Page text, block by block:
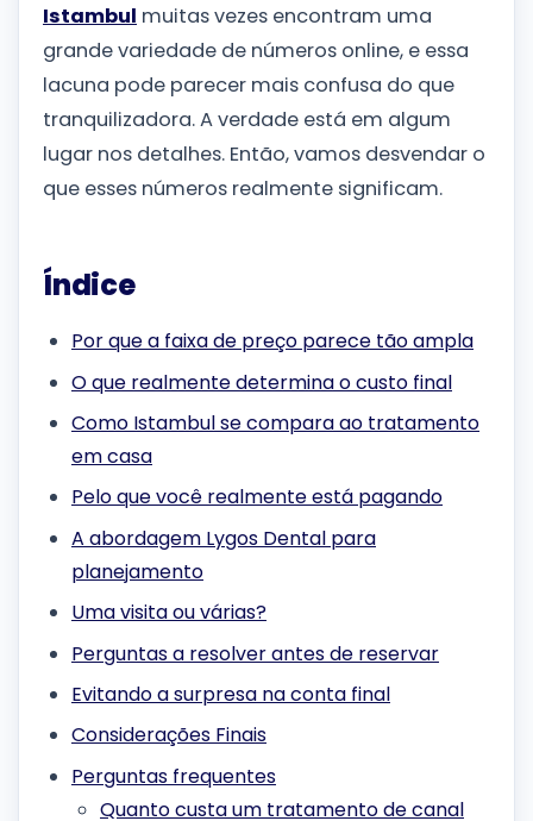
Istambul muitas vezes encontram uma
grande variedade de números online, e essa
lacuna pode parecer mais confusa do que
tranquilizadora. A verdade está em algum
lugar nos detalhes. Então, vamos desvendar o
que esses números realmente significam.
Índice
Por que a faixa de preço parece tão ampla
O que realmente determina o custo final
Como Istambul se compara ao tratamento
em casa
Pelo que você realmente está pagando
A abordagem Lygos Dental para
planejamento
Uma visita ou várias?
Perguntas a resolver antes de reservar
Evitando a surpresa na conta final
Considerações Finais
Perguntas frequentes
Quanto custa um tratamento de canal